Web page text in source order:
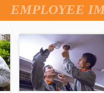
EMPLOYEE